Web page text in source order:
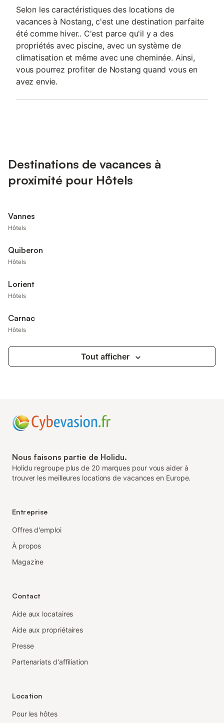
Selon les caractéristiques des locations de
vacances à Nostang, c'est une destination parfaite
été comme hiver.. C'est parce qu'il y a des
propriétés avec piscine, avec un système de
climatisation et même avec une cheminée. Ainsi,
vous pourrez profiter de Nostang quand vous en
avez envie.
Destinations de vacances à
proximité pour Hôtels
Vannes
Hôtels
Quiberon
Hôtels
Lorient
Hôtels
Carnac
Hôtels
Tout afficher
Nous faisons partie de Holidu.
Holidu regroupe plus de 20 marques pour vous aider à
trouver les meilleures locations de vacances en Europe.
Entreprise
Offres d'emploi
À propos
Magazine
Contact
Aide aux locataires
Aide aux propriétaires
Presse
Partenariats d'affiliation
Location
Pour les hôtes